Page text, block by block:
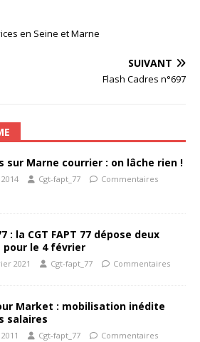
en Seine et Marne
SUIVANT
Flash Cadres n°697
sur Marne courrier : on lâche rien !
Cgt-fapt_77
Commentaires
: la CGT FAPT 77 dépose deux
pour le 4 février
2021 Cgt-fapt_77
Commentaires
Market : mobilisation inédite
salaires
Cgt-fapt_77
Commentaires